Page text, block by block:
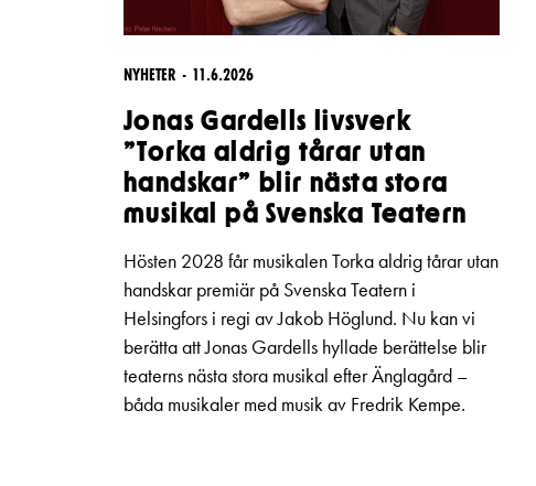
NYHETER 11.6.2026
Jonas Gardells livsverk
”Torka aldrig tårar utan
handskar” blir nästa stora
musikal på Svenska Teatern
Hösten 2028 får musikalen Torka aldrig tårar utan
handskar premiär på Svenska Teatern i
Helsingfors i regi av Jakob Höglund. Nu kan vi
berätta att Jonas Gardells hyllade berättelse blir
teaterns nästa stora musikal efter Änglagård –
båda musikaler med musik av Fredrik Kempe.